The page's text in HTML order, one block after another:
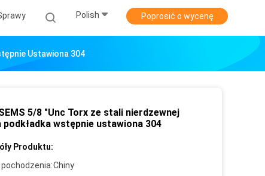
Polish Poprosić o wycenę
Ustawiona 304
5/8 "Unc Torx ze stali nierdzewnej
podkładka wstępnie ustawiona 304
Produktu:
Chiny